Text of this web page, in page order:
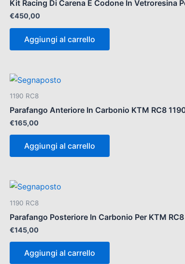
Kit Racing Di Carena E Codone In Vetroresina
€450,00
Aggiungi al carrello
1190 RC8
Parafango Anteriore In Carbonio KTM RC8
€165,00
Aggiungi al carrello
1190 RC8
Parafango Posteriore In Carbonio Per KTM
€145,00
Aggiungi al carrello